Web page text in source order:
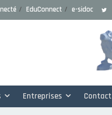
EduConnect e-sidoc
Entreprises Contact